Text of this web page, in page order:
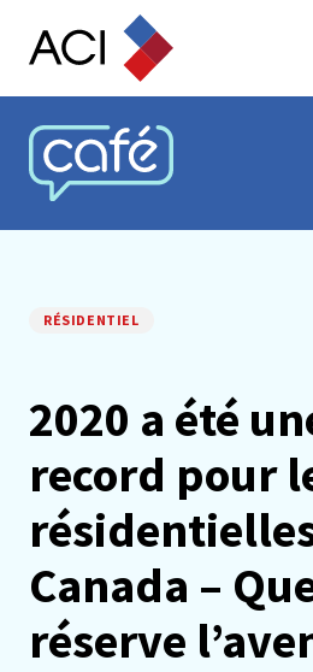
Skip to content
CAFÉ ACI
RÉSIDENTIEL
2020 a été
record pour
Canada –
réserve